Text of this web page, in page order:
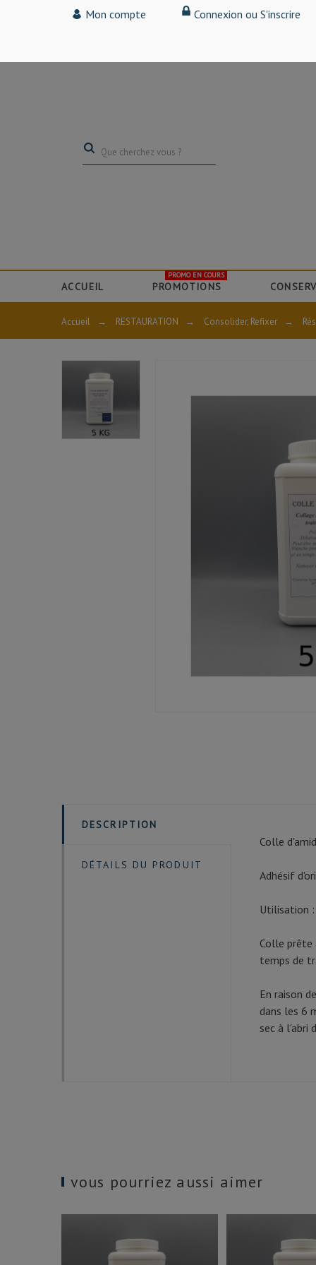
Mon compte Connexion ou S'inscrire
ACCUEIL PROMOTIONS
PROMO EN COURS
Accueil → RESTAURATION → Consolider, Refixer →
DESCRIPTION
DÉTAILS DU PRODUIT
Colle
Adhésif
Utilisation
Colle prête
temps de
En raison
dans les 6
sec à l'abri
vous pourriez aussi aimer